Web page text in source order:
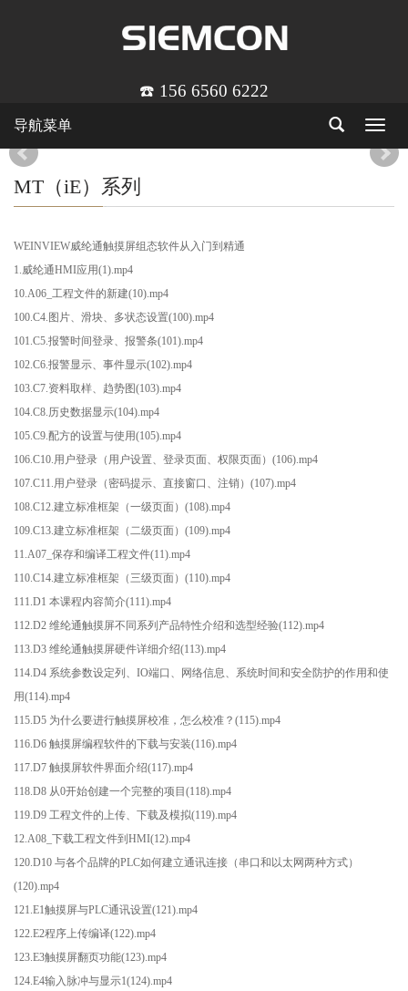
☎️ 156 6560 6222
Toggle
导航菜单
MT（iE）系列
WEINVIEW威纶通触摸屏组态软件从入门到精通
1.威纶通HMI应用(1).mp4
10.A06_工程文件的新建(10).mp4
100.C4.图片、滑块、多状态设置(100).mp4
101.C5.报警时间登录、报警条(101).mp4
102.C6.报警显示、事件显示(102).mp4
103.C7.资料取样、趋势图(103).mp4
104.C8.历史数据显示(104).mp4
105.C9.配方的设置与使用(105).mp4
106.C10.用户登录（用户设置、登录页面、权限页面）(106).mp4
107.C11.用户登录（密码提示、直接窗口、注销）(107).mp4
108.C12.建立标准框架（一级页面）(108).mp4
109.C13.建立标准框架（二级页面）(109).mp4
11.A07_保存和编译工程文件(11).mp4
110.C14.建立标准框架（三级页面）(110).mp4
111.D1 本课程内容简介(111).mp4
112.D2 维纶通触摸屏不同系列产品特性介绍和选型经验(112).mp4
113.D3 维纶通触摸屏硬件详细介绍(113).mp4
114.D4 系统参数设定列、IO端口、网络信息、系统时间和安全防护的作用和使
用(114).mp4
115.D5 为什么要进行触摸屏校准，怎么校准？(115).mp4
116.D6 触摸屏编程软件的下载与安装(116).mp4
117.D7 触摸屏软件界面介绍(117).mp4
118.D8 从0开始创建一个完整的项目(118).mp4
119.D9 工程文件的上传、下载及模拟(119).mp4
12.A08_下载工程文件到HMI(12).mp4
120.D10 与各个品牌的PLC如何建立通讯连接（串口和以太网两种方式）
(120).mp4
121.E1触摸屏与PLC通讯设置(121).mp4
122.E2程序上传编译(122).mp4
123.E3触摸屏翻页功能(123).mp4
124.E4输入脉冲与显示1(124).mp4